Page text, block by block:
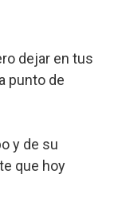
dejar en tus
punto de
y de su
que hoy